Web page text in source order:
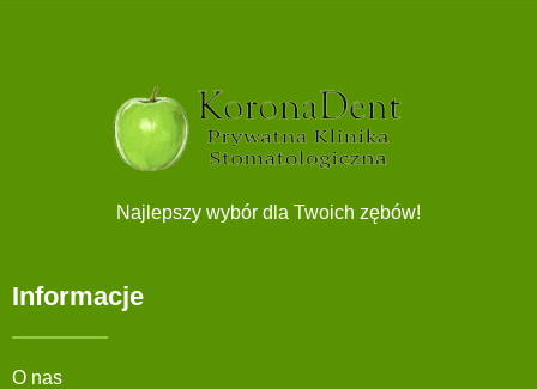
Najlepszy wybór dla Twoich zębów!
Informacje
O nas